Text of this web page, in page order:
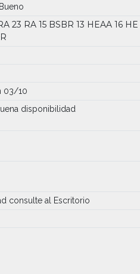
23 RA 15 BSBR 13 HEAA 16 HE
03/10
disponibilidad
consulte al Escritorio